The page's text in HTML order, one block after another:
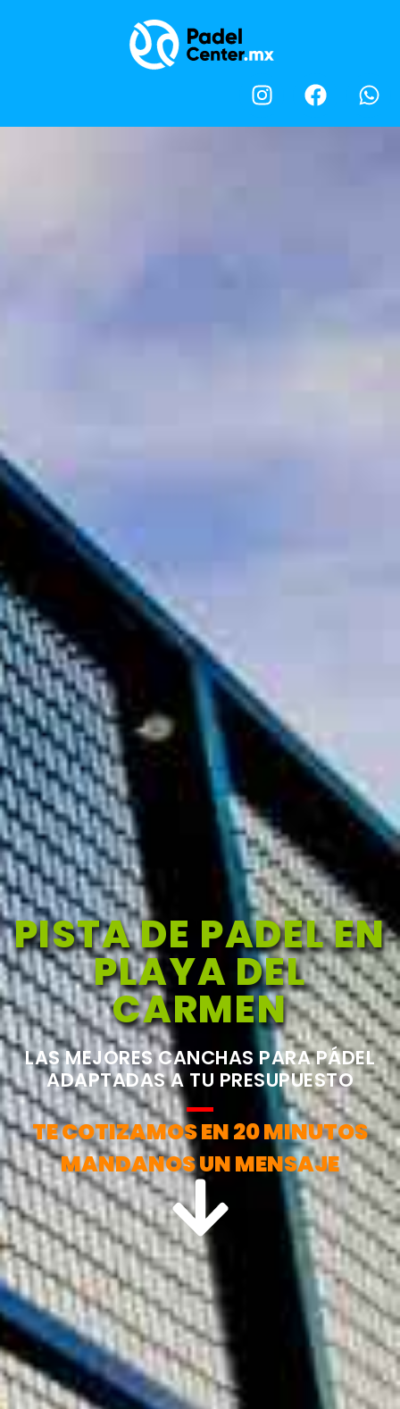
PISTA DE PADEL EN
PLAYA DEL
CARMEN
LAS MEJORES CANCHAS PARA PÁDEL
ADAPTADAS A TU PRESUPUESTO
TE COTIZAMOS EN 20 MINUTOS
MANDANOS UN MENSAJE